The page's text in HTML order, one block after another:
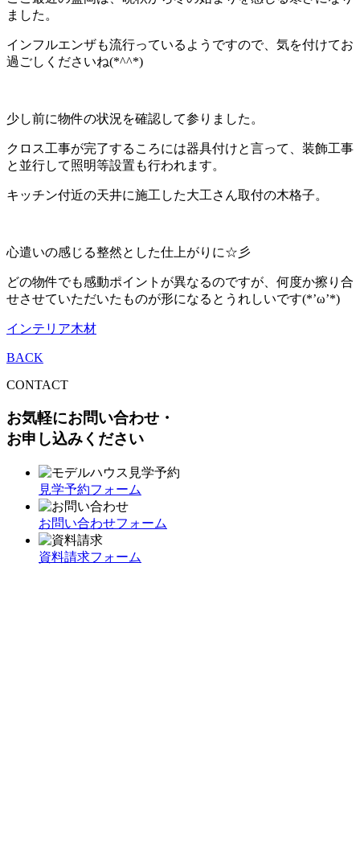
ました。
インフルエンザも流行っているようですので、気を付けてお
過ごしくださいね(*^^*)
少し前に物件の状況を確認して参りました。
クロス工事が完了するころには器具付けと言って、装飾工事
と並行して照明等設置も行われます。
キッチン付近の天井に施工した大工さん取付の木格子。
心遣いの感じる整然とした仕上がりに☆彡
どの物件でも感動ポイントが異なるのですが、何度か擦り合
せさせていただいたものが形になるとうれしいです(*’ω’*)
インテリア木材
BACK
CONTACT
お気軽にお問い合わせ・
お申し込みください
見学予約フォーム
お問い合わせフォーム
資料請求フォーム